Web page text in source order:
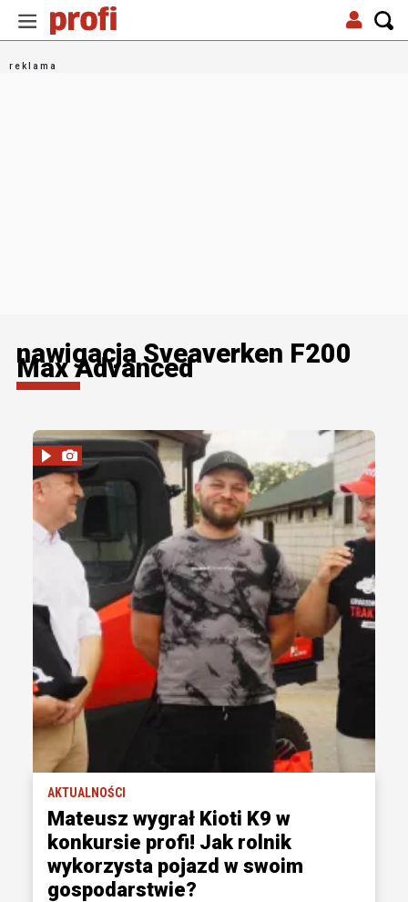
nawigacja Sveaverken F200
Max Advanced
AKTUALNOŚCI
Mateusz wygrał Kioti K9 w
konkursie profi! Jak rolnik
wykorzysta pojazd w swoim
gospodarstwie?